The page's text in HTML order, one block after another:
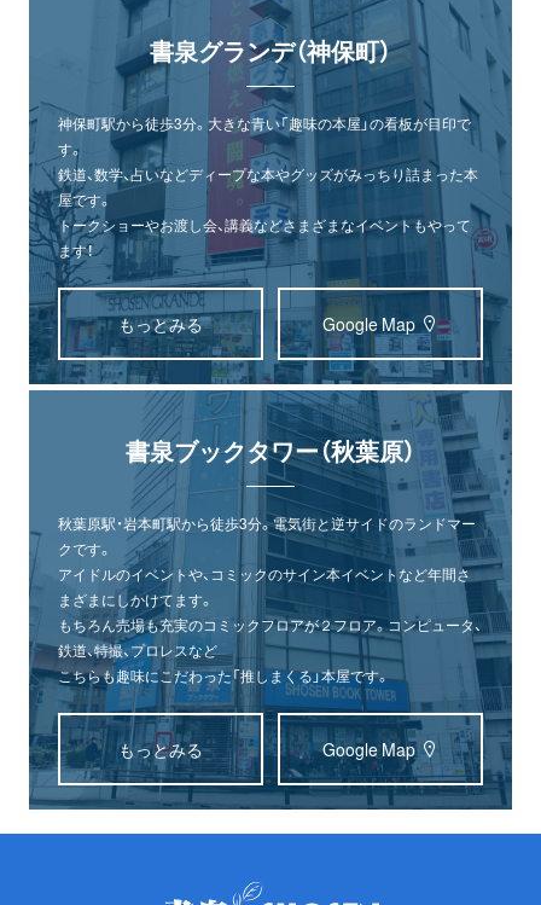
書泉グランデ（神保町）
神保町駅から徒歩3分。大きな青い「趣味の本屋」の看板が目印で
す。
鉄道、数学、占いなどディープな本やグッズがみっちり詰まった本
屋です。
トークショーやお渡し会、講義などさまざまなイベントもやって
ます！
もっとみる Google Map
書泉ブックタワー（秋葉原）
秋葉原駅・岩本町駅から徒歩3分。電気街と逆サイドのランドマー
クです。
アイドルのイベントや、コミックのサイン本イベントなど年間さ
まざまにしかけてます。
もちろん売場も充実のコミックフロアが２フロア。コンピュータ、
鉄道、特撮、プロレスなど
こちらも趣味にこだわった「推しまくる」本屋です。
もっとみる Google Map